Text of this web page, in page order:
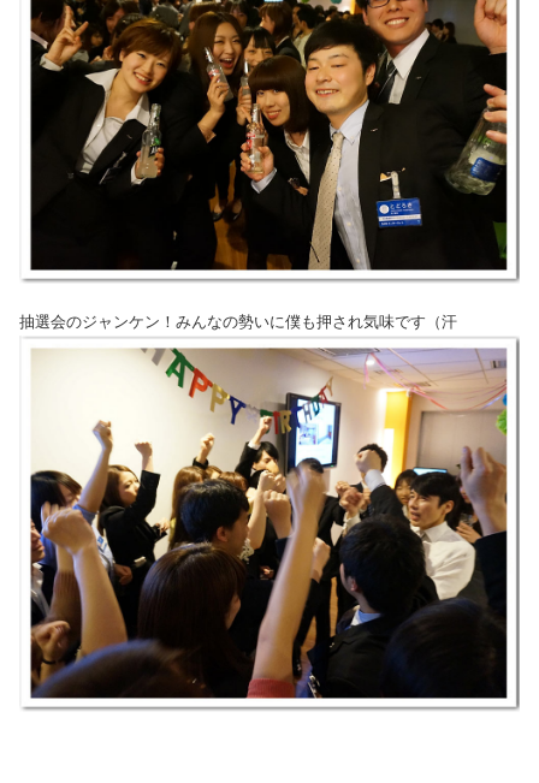
抽選会のジャンケン！みんなの勢いに僕も押され気味です（汗